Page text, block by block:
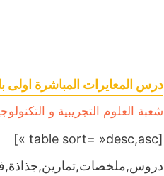
درس المعايرات المباشرة اولى
شعبة العلوم التجريبية و
[table sort= »desc,asc »]